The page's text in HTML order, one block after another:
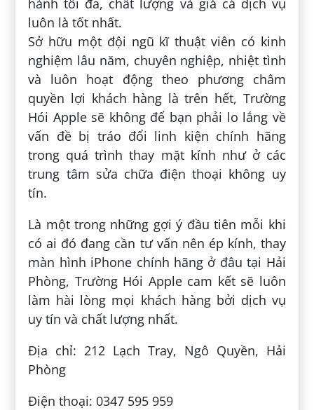
luôn là tốt nhất.
Sở hữu một đội ngũ kĩ thuật viên có kinh
nghiệm lâu năm, chuyên nghiệp, nhiệt tình
và luôn hoạt động theo phương châm
quyền lợi khách hàng là trên hết, Trường
Hói Apple sẽ không để bạn phải lo lắng về
vấn đề bị tráo đổi linh kiện chính hãng
trong quá trình thay mặt kính như ở các
trung tâm sửa chữa điện thoại không uy
tín.
Là một trong những gợi ý đầu tiên mỗi khi
có ai đó đang cần tư vấn nên ép kính, thay
màn hình iPhone chính hãng ở đâu tại Hải
Phòng, Trường Hói Apple cam kết sẽ luôn
làm hài lòng mọi khách hàng bởi dịch vụ
uy tín và chất lượng nhất.
Địa chỉ: 212 Lạch Tray, Ngô Quyền, Hải
Phòng
Điện thoại: 0347 595 959